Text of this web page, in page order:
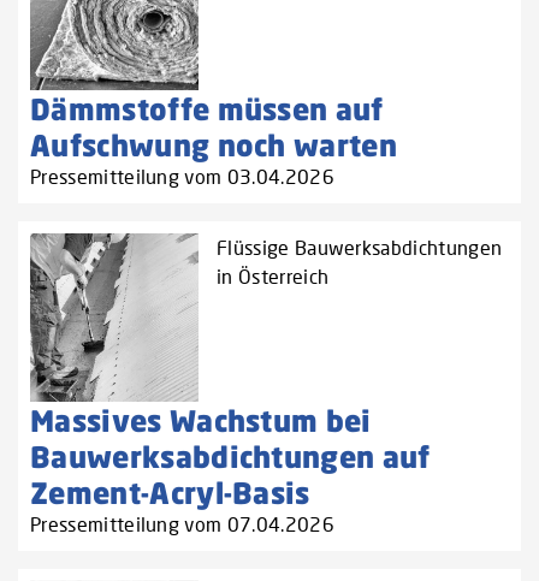
Dämmstoffe müssen auf
Aufschwung noch warten
Pressemitteilung vom 03.04.2026
Flüssige Bauwerksabdichtungen
in Österreich
Massives Wachstum bei
Bauwerksabdichtungen auf
Zement-Acryl-Basis
Pressemitteilung vom 07.04.2026